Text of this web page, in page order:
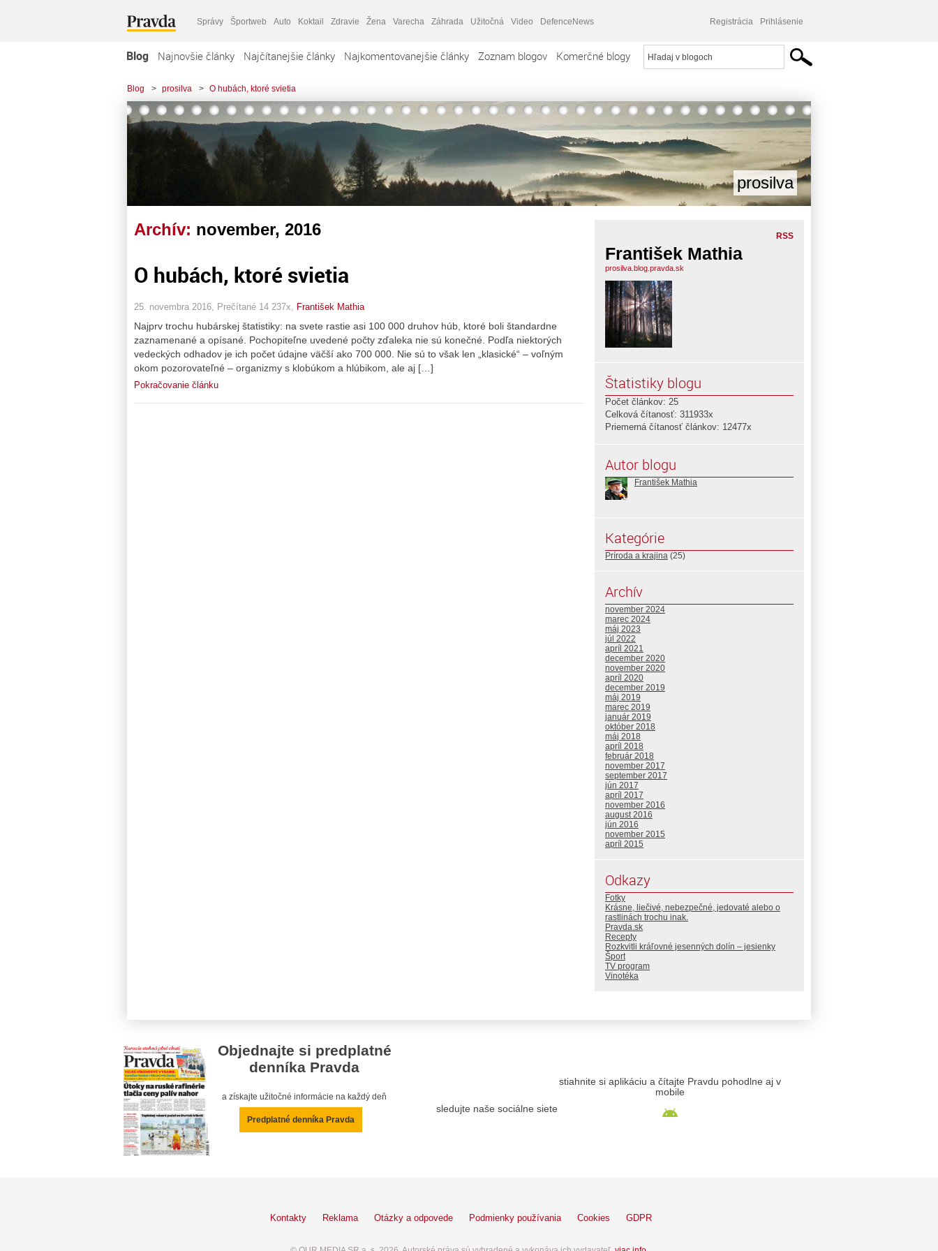
Správy Športweb Auto Koktail Zdravie Žena Varecha Záhrada Užitočná Video DefenceNews Registrácia Prihlásenie
Blog Najnovšie články Najčítanejšie články Najkomentovanejšie články Zoznam blogov Komerčné blogy
Blog > prosilva > O hubách, ktoré svietia
prosilva
Archív: november, 2016
O hubách, ktoré svietia
25. novembra 2016, Prečítané 14 237x, František Mathia
Najprv trochu hubárskej štatistiky: na svete rastie asi 100 000 druhov húb, ktoré boli štandardne
zaznamenané a opísané. Pochopiteľne uvedené počty zďaleka nie sú konečné. Podľa niektorých
vedeckých odhadov je ich počet údajne väčší ako 700 000. Nie sú to však len „klasické“ – voľným
okom pozorovateľné – organizmy s klobúkom a hlúbikom, ale aj […]
Pokračovanie článku
RSS
František Mathia
prosilva.blog.pravda.sk
Štatistiky blogu
Počet článkov: 25
Celková čítanosť: 311933x
Priemerná čítanosť článkov: 12477x
Autor blogu
František Mathia
Kategórie
Príroda a krajina (25)
Archív
november 2024
marec 2024
máj 2023
júl 2022
apríl 2021
december 2020
november 2020
apríl 2020
december 2019
máj 2019
marec 2019
január 2019
október 2018
máj 2018
apríl 2018
február 2018
november 2017
september 2017
jún 2017
apríl 2017
november 2016
august 2016
jún 2016
november 2015
apríl 2015
Odkazy
Fotky
Krásne, liečivé, nebezpečné, jedovaté alebo o
rastlinách trochu inak.
Pravda.sk
Recepty
Rozkvitli kráľovné jesenných dolín – jesienky
Šport
TV program
Vinotéka
Objednajte si predplatné
denníka Pravda
a získajte užitočné informácie na každý deň
Predplatné denníka Pravda
sledujte naše sociálne siete
stiahnite si aplikáciu a čítajte Pravdu pohodlne aj v
mobile
Kontakty Reklama Otázky a odpovede Podmienky používania Cookies GDPR